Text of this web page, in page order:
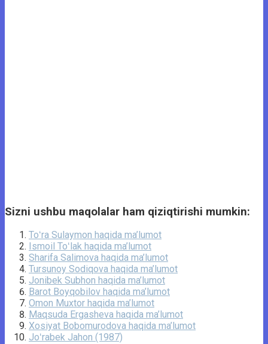
Sizni ushbu maqolalar ham qiziqtirishi mumkin:
Toʻra Sulaymon haqida ma’lumot
Ismoil Toʻlak haqida ma’lumot
Sharifa Salimova haqida ma’lumot
Tursunoy Sodiqova haqida ma’lumot
Jonibek Subhon haqida ma’lumot
Barot Boyqobilov haqida ma’lumot
Omon Muxtor haqida ma’lumot
Maqsuda Ergasheva haqida ma’lumot
Xosiyat Bobomurodova haqida ma’lumot
Joʻrabek Jahon (1987)